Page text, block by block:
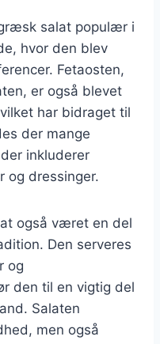
salat populær i
hvor den blev
Fetaosten,
er også blevet
har bidraget til
der mange
inkluderer
og dressinger.
også været en del
Den serveres
og
den til en vigtig del
Salaten
men også